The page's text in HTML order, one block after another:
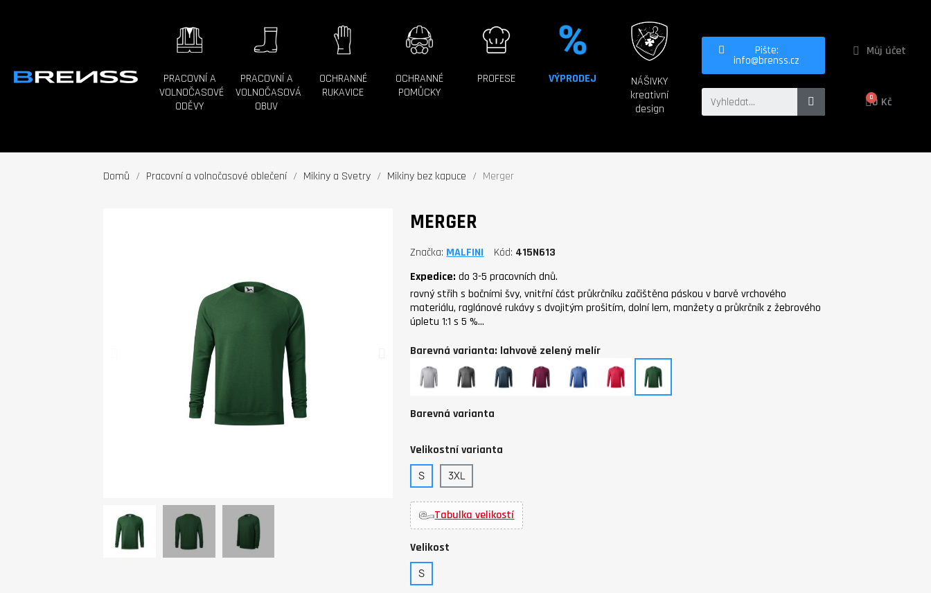
PRACOVNÍ A
VOLNOČASOVÉ
ODĚVY
PRACOVNÍ A
VOLNOČASOVÁ
OBUV
OCHRANNÉ
RUKAVICE
OCHRANNÉ
POMŮCKY
PROFESE VÝPRODEJ
NÁŠIVKY
kreativní
design
Pište:
info@brenss.cz
Můj účet
0 Kč
Domů Pracovní a volnočasové oblečení Mikiny a Svetry Mikiny bez kapuce Merger
MERGER
Značka MALFINI Kód 415N613
Expedice:do 3-5 pracovních dnů.
rovný střih s bočními švy, vnitřní část průkrčníku začištěna páskou v barvě vrchového
materiálu, raglánové rukávy s dvojitým prošitím, dolní lem, manžety a průkrčník z žebrového
úpletu 1:1 s 5 %…
Barevná varianta: lahvově zelený melír
stříbrný
melír
černý
melír
tmavý
denim
red
plum
modrý
melír
červený
melír
lahvově
zelený
melír
Barevná varianta
Velikostní varianta
S 3XL
Tabulka velikostí
Velikost
S